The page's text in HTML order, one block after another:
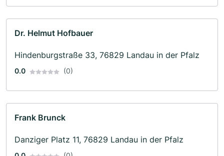
Dr. Helmut Hofbauer
Hindenburgstraße 33, 76829 Landau in der Pfalz
0.0 (0)
Frank Brunck
Danziger Platz 11, 76829 Landau in der Pfalz